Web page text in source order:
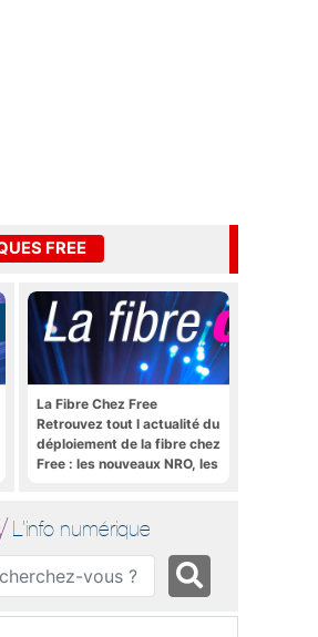
FREE
La Fibre Chez Free
Retrouvez tout l actualité du
déploiement de la fibre chez
Free : les nouveaux NRO, les
L'info numérique